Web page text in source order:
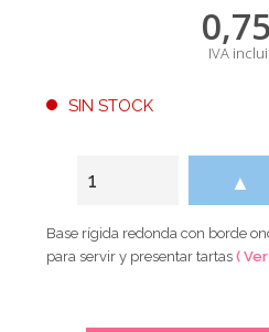
0,75
IVA
SIN STOCK
▲
Base rígida redonda con borde
para servir y presentar tartas(